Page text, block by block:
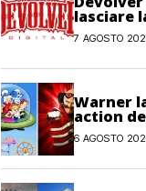
lasciare
privata
7 AGOSTO
Warner
action
Carrey è
6 AGOSTO